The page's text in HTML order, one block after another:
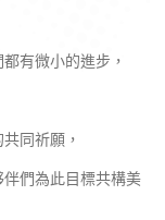
有微小的進步，
同祈願，
們為此目標共構美